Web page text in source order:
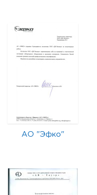
АО "Эфко"